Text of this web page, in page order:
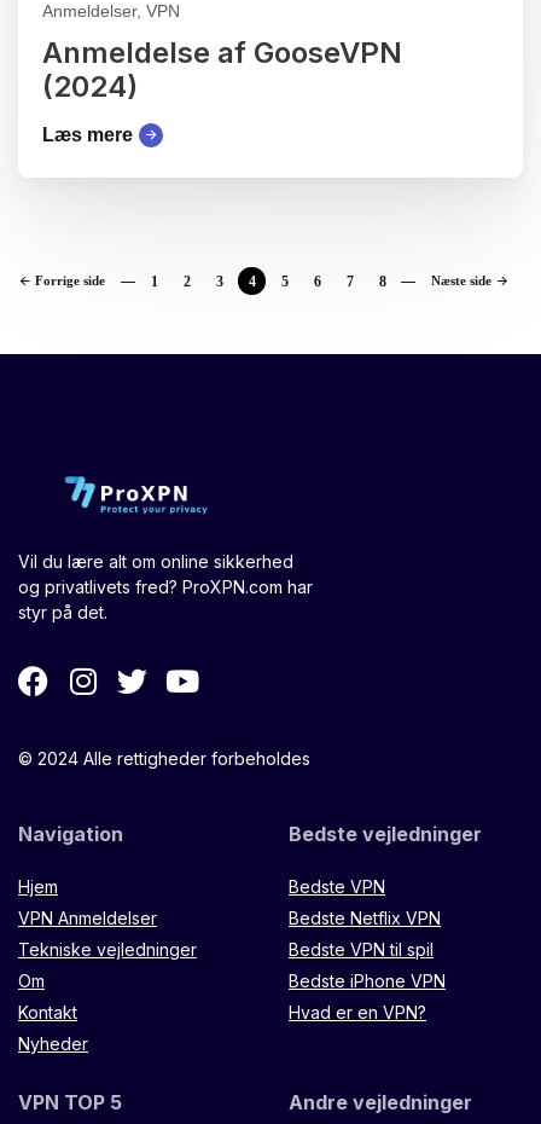
Anmeldelser, VPN
Anmeldelse af GooseVPN
(2024)
Læs mere
Forrige side 1 2 3 4 5 6 7 8 Næste side
Vil du lære alt om online sikkerhed
og privatlivets fred? ProXPN.com har
styr på det.
© 2024 Alle rettigheder forbeholdes
Navigation
Hjem
VPN Anmeldelser
Tekniske vejledninger
Om
Kontakt
Nyheder
Bedste vejledninger
Bedste VPN
Bedste Netflix VPN
Bedste VPN til spil
Bedste iPhone VPN
Hvad er en VPN?
VPN TOP 5 Andre vejledninger